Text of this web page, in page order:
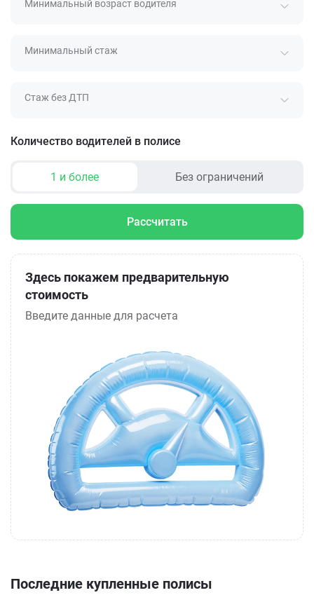
Минимальный возраст водителя
Минимальный стаж
Стаж без ДТП
Количество водителей в полисе
1 и более Без ограничений
Рассчитать
Здесь покажем предварительную
стоимость
Введите данные для расчета
Последние купленные полисы